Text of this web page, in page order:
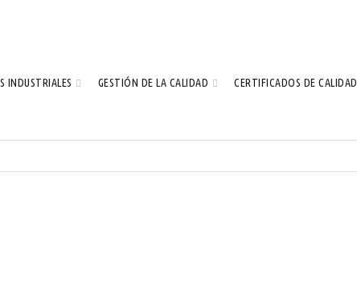
INDUSTRIALES GESTIÓN DE LA CALIDAD CERTIFICADOS DE CALIDAD